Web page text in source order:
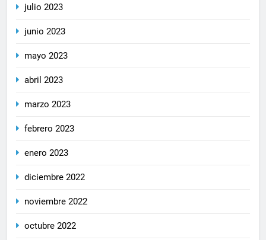
julio 2023
junio 2023
mayo 2023
abril 2023
marzo 2023
febrero 2023
enero 2023
diciembre 2022
noviembre 2022
octubre 2022